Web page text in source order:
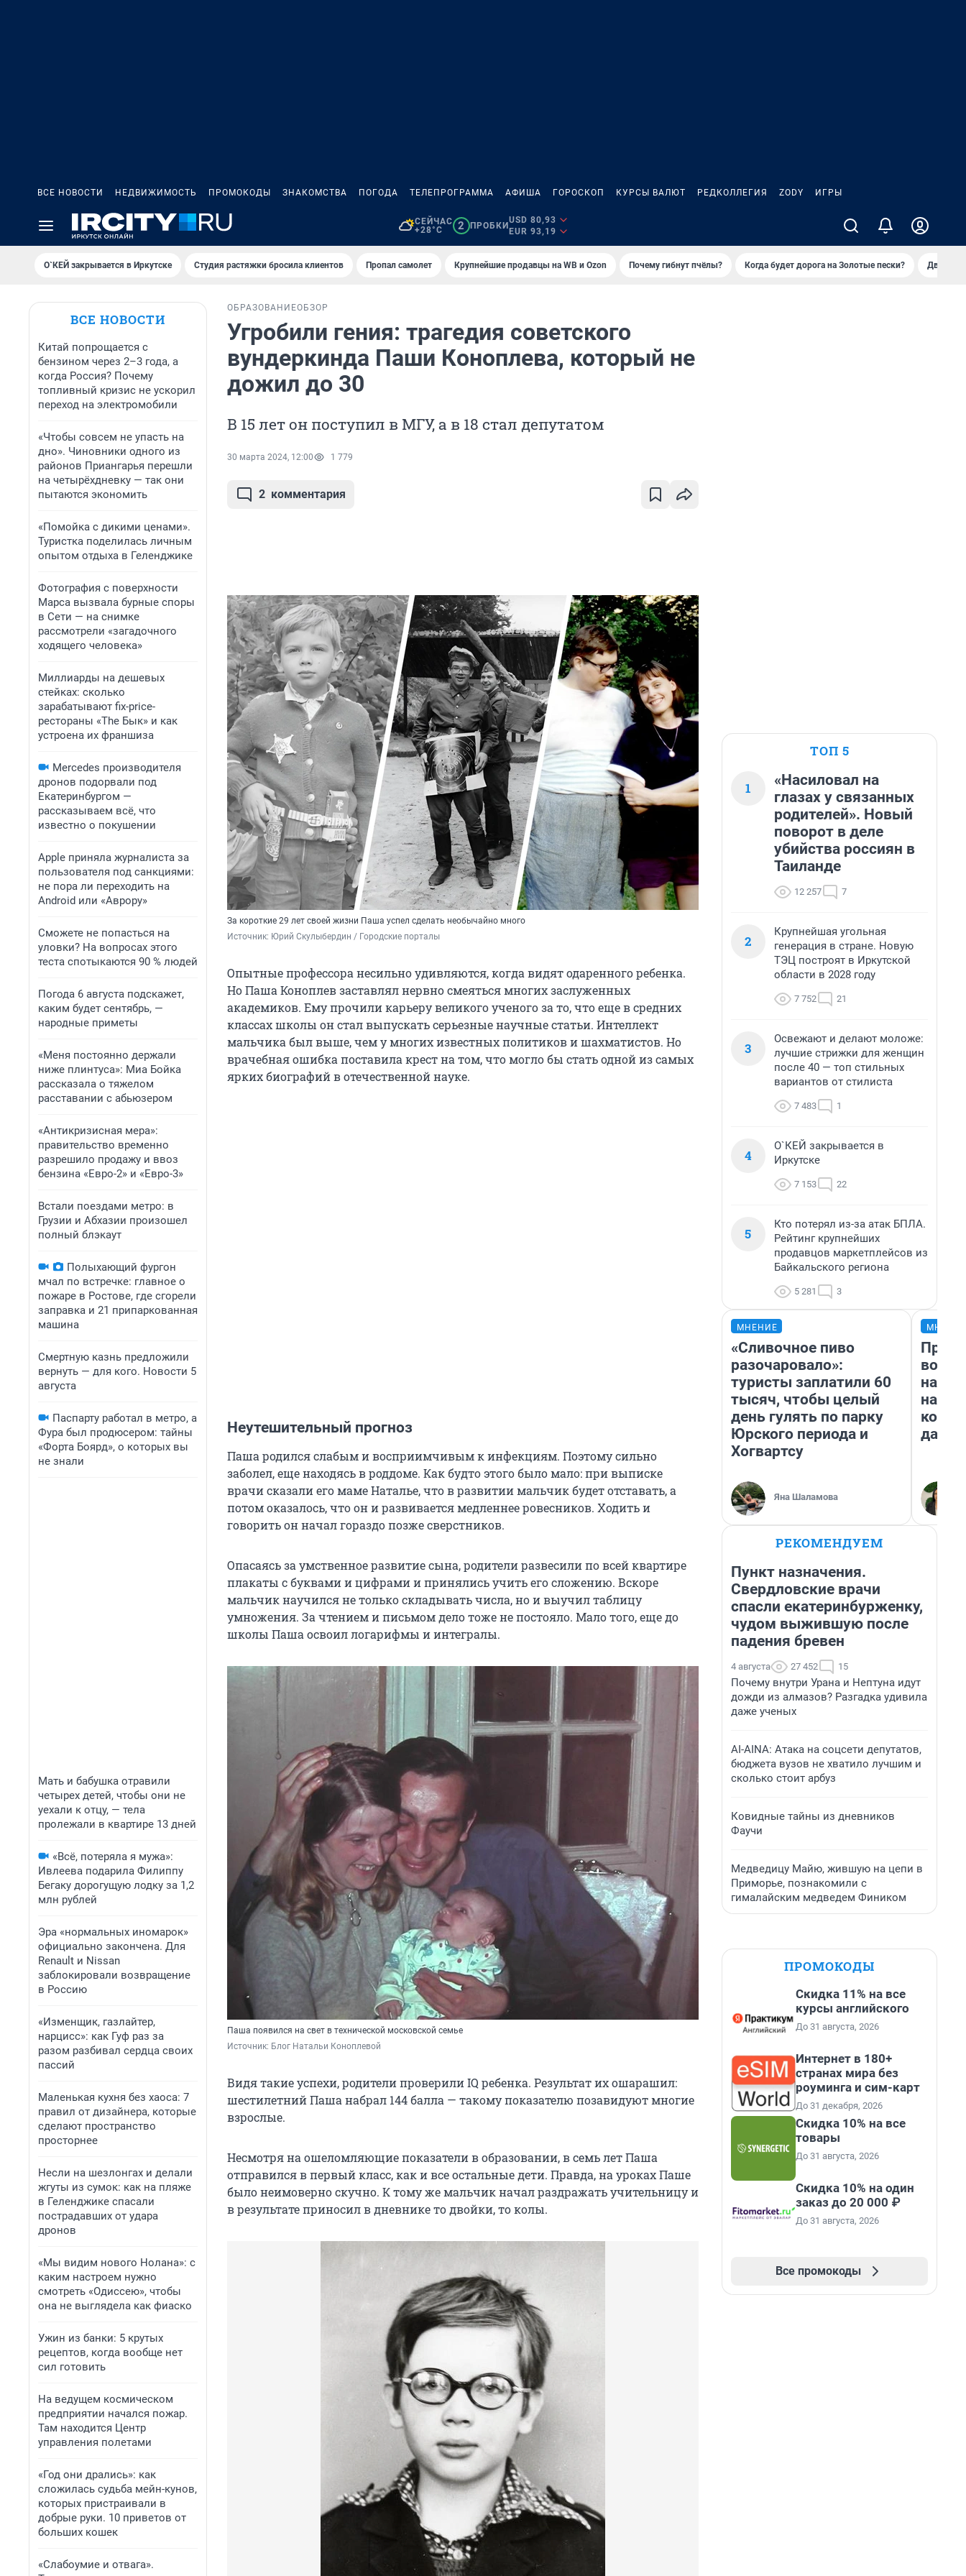
ВСЕ НОВОСТИ НЕДВИЖИМОСТЬ ПРОМОКОДЫ ЗНАКОМСТВА ПОГОДА ТЕЛЕПРОГРАММА АФИША ГОРОСКОП КУРСЫ ВАЛЮТ РЕДКОЛЛЕГИЯ ZODY ИГРЫ
СЕЙЧАС
+28°C
2 ПРОБКИ
USD 80,93
EUR 93,19
О`КЕЙ закрывается в Иркутске Студия растяжки бросила клиентов Пропал самолет Крупнейшие продавцы на WB и Ozon Почему гибнут пчёлы? Когда будет дорога на Золотые пески? Двое
ВСЕ НОВОСТИ
Китай попрощается с
бензином через 2–3 года, а
когда Россия? Почему
топливный кризис не ускорил
переход на электромобили
«Чтобы совсем не упасть на
дно». Чиновники одного из
районов Приангарья перешли
на четырёхдневку — так они
пытаются экономить
«Помойка с дикими ценами».
Туристка поделилась личным
опытом отдыха в Геленджике
Фотография с поверхности
Марса вызвала бурные споры
в Сети — на снимке
рассмотрели «загадочного
ходящего человека»
Миллиарды на дешевых
стейках: сколько
зарабатывают fix-price-
рестораны «The Бык» и как
устроена их франшиза
Mercedes производителя
дронов подорвали под
Екатеринбургом —
рассказываем всё, что
известно о покушении
Apple приняла журналиста за
пользователя под санкциями:
не пора ли переходить на
Android или «Аврору»
Сможете не попасться на
уловки? На вопросах этого
теста спотыкаются 90 % людей
Погода 6 августа подскажет,
каким будет сентябрь, —
народные приметы
«Меня постоянно держали
ниже плинтуса»: Миа Бойка
рассказала о тяжелом
расставании с абьюзером
«Антикризисная мера»:
правительство временно
разрешило продажу и ввоз
бензина «Евро-2» и «Евро-3»
Встали поездами метро: в
Грузии и Абхазии произошел
полный блэкаут
Полыхающий фургон
мчал по встречке: главное о
пожаре в Ростове, где сгорели
заправка и 21 припаркованная
машина
Смертную казнь предложили
вернуть — для кого. Новости 5
августа
Паспарту работал в метро, а
Фура был продюсером: тайны
«Форта Боярд», о которых вы
не знали
Мать и бабушка отравили
четырех детей, чтобы они не
уехали к отцу, — тела
пролежали в квартире 13 дней
«Всё, потеряла я мужа»:
Ивлеева подарила Филиппу
Бегаку дорогущую лодку за 1,2
млн рублей
Эра «нормальных иномарок»
официально закончена. Для
Renault и Nissan
заблокировали возвращение
в Россию
«Изменщик, газлайтер,
нарцисс»: как Гуф раз за
разом разбивал сердца своих
пассий
Маленькая кухня без хаоса: 7
правил от дизайнера, которые
сделают пространство
просторнее
Несли на шезлонгах и делали
жгуты из сумок: как на пляже
в Геленджике спасали
пострадавших от удара
дронов
«Мы видим нового Нолана»: с
каким настроем нужно
смотреть «Одиссею», чтобы
она не выглядела как фиаско
Ужин из банки: 5 крутых
рецептов, когда вообще нет
сил готовить
На ведущем космическом
предприятии начался пожар.
Там находится Центр
управления полетами
«Год они дрались»: как
сложилась судьба мейн-кунов,
которых пристраивали в
добрые руки. 10 приветов от
больших кошек
«Слабоумие и отвага».
ОБРАЗОВАНИЕОБЗОР
Угробили гения: трагедия советского
вундеркинда Паши Коноплева, который не
дожил до 30
В 15 лет он поступил в МГУ, а в 18 стал депутатом
30 марта 2024, 12:00 1 779
2 комментария
За короткие 29 лет своей жизни Паша успел сделать необычайно много
Источник: Юрий Скулыбердин / Городские порталы
Опытные профессора несильно удивляются, когда видят одаренного ребенка.
Но Паша Коноплев заставлял нервно смеяться многих заслуженных
академиков. Ему прочили карьеру великого ученого за то, что еще в средних
классах школы он стал выпускать серьезные научные статьи. Интеллект
мальчика был выше, чем у многих известных политиков и шахматистов. Но
врачебная ошибка поставила крест на том, что могло бы стать одной из самых
ярких биографий в отечественной науке.
Неутешительный прогноз
Паша родился слабым и восприимчивым к инфекциям. Поэтому сильно
заболел, еще находясь в роддоме. Как будто этого было мало: при выписке
врачи сказали его маме Наталье, что в развитии мальчик будет отставать, а
потом оказалось, что он и развивается медленнее ровесников. Ходить и
говорить он начал гораздо позже сверстников.
Опасаясь за умственное развитие сына, родители развесили по всей квартире
плакаты с буквами и цифрами и принялись учить его сложению. Вскоре
мальчик научился не только складывать числа, но и выучил таблицу
умножения. За чтением и письмом дело тоже не постояло. Мало того, еще до
школы Паша освоил логарифмы и интегралы.
Паша появился на свет в технической московской семье
Источник: Блог Натальи Коноплевой
Видя такие успехи, родители проверили IQ ребенка. Результат их ошарашил:
шестилетний Паша набрал 144 балла — такому показателю позавидуют многие
взрослые.
Несмотря на ошеломляющие показатели в образовании, в семь лет Паша
отправился в первый класс, как и все остальные дети. Правда, на уроках Паше
было неимоверно скучно. К тому же мальчик начал раздражать учительницу и
в результате приносил в дневнике то двойки, то колы.
ТОП 5
1
«Насиловал на
глазах у связанных
родителей». Новый
поворот в деле
убийства россиян в
Таиланде
12 257 7
2
Крупнейшая угольная
генерация в стране. Новую
ТЭЦ построят в Иркутской
области в 2028 году
7 752 21
3
Освежают и делают моложе:
лучшие стрижки для женщин
после 40 — топ стильных
вариантов от стилиста
7 483 1
4
О`КЕЙ закрывается в
Иркутске
7 153 22
5
Кто потерял из-за атак БПЛА.
Рейтинг крупнейших
продавцов маркетплейсов из
Байкальского региона
5 281 3
МНЕНИЕ
«Сливочное пиво
разочаровало»:
туристы заплатили 60
тысяч, чтобы целый
день гулять по парку
Юрского периода и
Хогвартсу
Яна Шаламова
нам
даже
РЕКОМЕНДУЕМ
Пункт назначения.
Свердловские врачи
спасли екатеринбурженку,
чудом выжившую после
падения бревен
4 августа 27 452 15
Почему внутри Урана и Нептуна идут
дожди из алмазов? Разгадка удивила
даже ученых
AI-AINA: Атака на соцсети депутатов,
бюджета вузов не хватило лучшим и
сколько стоит арбуз
Ковидные тайны из дневников
Фаучи
Медведицу Майю, жившую на цепи в
Приморье, познакомили с
гималайским медведем Фиником
ПРОМОКОДЫ
Скидка 11% на все
курсы английского
До 31 августа, 2026
Интернет в 180+
странах мира без
роуминга и сим-карт
До 31 декабря, 2026
Скидка 10% на все
товары
До 31 августа, 2026
Скидка 10% на один
заказ до 20 000 ₽
До 31 августа, 2026
Все промокоды